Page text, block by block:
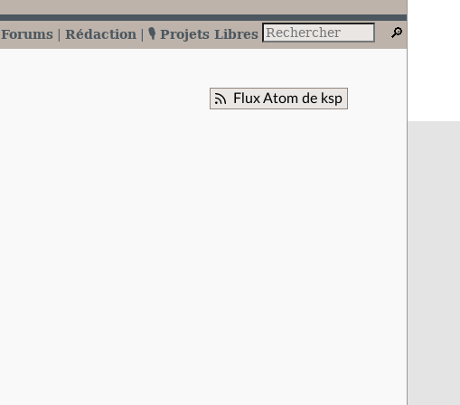
Forums Rédaction 🎙️ Projets Libres
Flux Atom de ksp